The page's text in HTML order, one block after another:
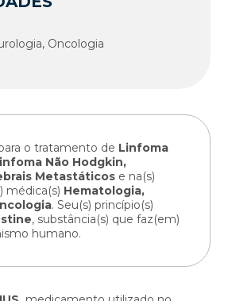
Oncologia
o tratamento de Linfoma
Não Hodgkin,
Metastáticos e na(s)
médica(s) Hematologia,
. Seu(s) princípio(s)
, substância(s) que faz(em)
humano.